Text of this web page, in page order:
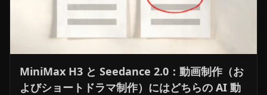
MiniMax H3 と Seedance 2.0：動画制作（お
よびショートドラマ制作）にはどちらの AI 動